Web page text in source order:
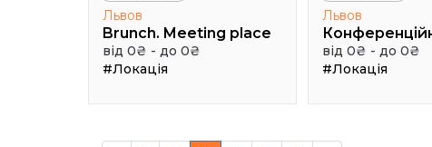
Львов
Brunch. Meeting place
від 0₴ - до 0₴
#Локація
Львов
від 0₴ - до 0₴
#Локація